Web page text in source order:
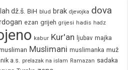
dž.š. BiH blud brak djevojka dova
ezan grijeh grijesi hadis hadz
kabur Kur'an ljubav majka
Muslimani muslimanka muž
a.s. prelazak na islam Ramazan sadaka